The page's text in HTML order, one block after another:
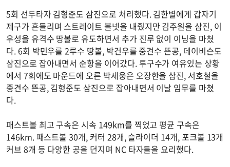
5회 선두타자 김형준도 삼진으로 처리했다. 김한별에게 갑자기
제구가 흔들리며 스트레이트 볼넷을 내줬지만 김주원을 삼진, 이
우성을 유격수 땅볼로 유도하면서 추가 진루 없이 이닝을 마쳤
다. 6회 박민우를 2루수 땅볼, 박건우를 중견수 뜬공, 데이비슨도
삼진으로 잡아내면서 순항을 이어갔다. 투구수가 여유있는 상황
에서 7회에도 마운드에 오른 박세웅은 오장한을 삼진, 서호철을
중견수 뜬공, 김형준도 삼진으로 잡아내면서 이날 임무를 마쳤
다.
패스트볼 최고 구속은 시속 149km를 찍었고 평균 구속은
146km. 패스트볼 30개, 커터 28개, 슬라이더 14개, 포크볼 13개
커브 8개 등 다양한 공을 던지며 NC 타자들을 요리했다.